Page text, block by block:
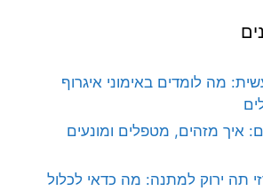
מה לומדים באימוני איגרוף
איך מזהים, מטפלים ומונעים
תה ירוק למתנה: מה כדאי לכלול